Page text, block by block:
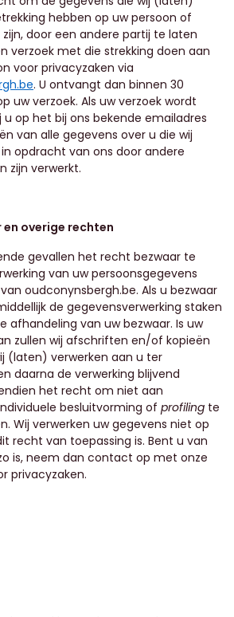
hebben op uw persoon of
door een andere partij te laten
verzoek met die strekking doen aan
voor privacyzaken via
. U ontvangt dan binnen 30
uw verzoek. Als uw verzoek wordt
u op het bij ons bekende emailadres
van alle gegevens over u die wij
opdracht van ons door andere
zijn verwerkt.
en overige rechten
gevallen het recht bezwaar te
van uw persoonsgegevens
oudconynsbergh.be. Als u bezwaar
de gegevensverwerking staken
afhandeling van uw bezwaar. Is uw
zullen wij afschriften en/of kopieën
(laten) verwerken aan u ter
daarna de verwerking blijvend
het recht om niet aan
besluitvorming of profiling te
Wij verwerken uw gegevens niet op
recht van toepassing is. Bent u van
is, neem dan contact op met onze
privacyzaken.